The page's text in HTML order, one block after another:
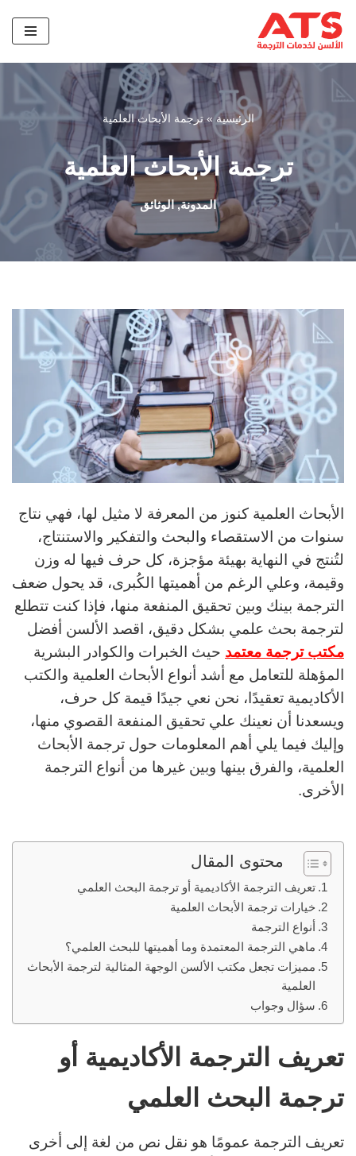
تخطى
إلى
المحتوى
الرئيسية»ترجمة الأبحاث العلمية
ترجمة الأبحاث العلمية
المدونة,الوثائق
الأبحاث العلمية كنوز من المعرفة لا مثيل لها، فهي نتاج
سنوات من الاستقصاء والبحث والتفكير والاستنتاج،
لتُنتج في النهاية بهيئة مؤجزة، كل حرف فيها له وزن
وقيمة، وعلي الرغم من أهميتها الكُبرى، قد يحول ضعف
الترجمة بينك وبين تحقيق المنفعة منها، فإذا كنت تتطلع
لترجمة بحث علمي بشكل دقيق، اقصد الألسن أفضل
مكتب ترجمة معتمد حيث الخبرات والكوادر البشرية
المؤهلة للتعامل مع أشد أنواع الأبحاث العلمية والكتب
الأكاديمية تعقيدًا، نحن نعي جيدًا قيمة كل حرف،
ويسعدنا أن نعينك علي تحقيق المنفعة القصوي منها،
وإليك فيما يلي أهم المعلومات حول ترجمة الأبحاث
العلمية، والفرق بينها وبين غيرها من أنواع الترجمة
الأخرى.
محتوى المقال
تعريف الترجمة الأكاديمية أو ترجمة البحث العلمي
خيارات ترجمة الأبحاث العلمية
أنواع الترجمة
ماهي الترجمة المعتمدة وما أهميتها للبحث العلمي؟
مميزات تجعل مكتب الألسن الوجهة المثالية لترجمة الأبحاث
العلمية
سؤال وجواب
تعريف الترجمة الأكاديمية أو
ترجمة البحث العلمي
تعريف الترجمة عمومًا هو نقل نص من لغة إلى أخرى